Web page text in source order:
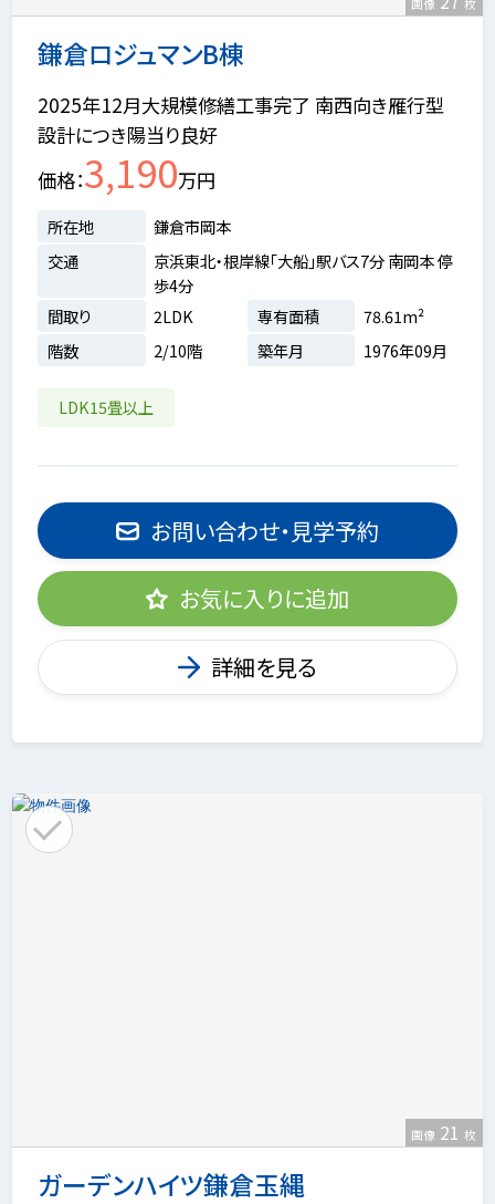
鎌倉ロジュマンB棟
画像 枚
2025年12月大規模修繕工事完了 南西向き雁行型
設計につき陽当り良好
価格 3,190万円
所在地
鎌倉市岡本
交通
京浜東北・根岸線「大船」駅バス7分 南岡本 停
歩4分
間取り
2LDK 専有面積
78.61m²
階数
2/10階 築年月 1976年09月
LDK15畳以上
お問い合わせ・見学予約
お気に入りに追加
詳細を見る
ガーデンハイツ鎌倉玉縄
画像 21 枚